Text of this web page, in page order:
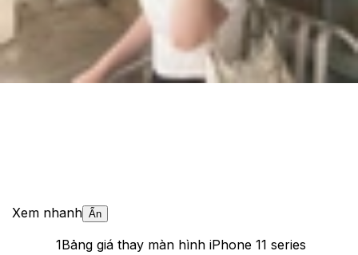
Theo dõi XTMobile trên
Xem nhanh Ẩn
1Bảng giá thay màn hình iPhone 11 series